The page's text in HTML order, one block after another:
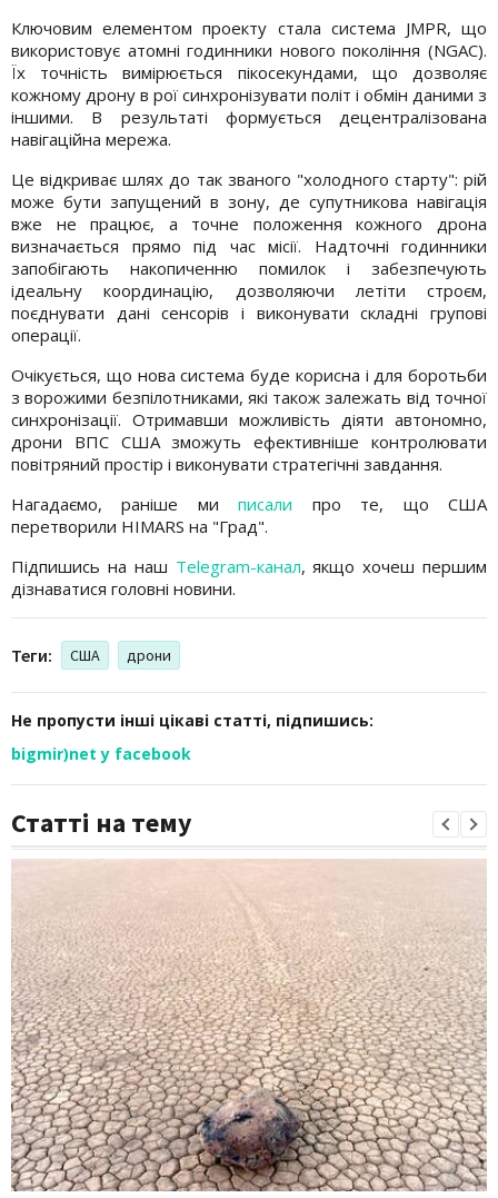
Ключовим елементом проекту стала система JMPR, що
використовує атомні годинники нового покоління (NGAC).
Їх точність вимірюється пікосекундами, що дозволяє
кожному дрону в рої синхронізувати політ і обмін даними з
іншими. В результаті формується децентралізована
навігаційна мережа.
Це відкриває шлях до так званого "холодного старту": рій
може бути запущений в зону, де супутникова навігація
вже не працює, а точне положення кожного дрона
визначається прямо під час місії. Надточні годинники
запобігають накопиченню помилок і забезпечують
ідеальну координацію, дозволяючи летіти строєм,
поєднувати дані сенсорів і виконувати складні групові
операції.
Очікується, що нова система буде корисна і для боротьби
з ворожими безпілотниками, які також залежать від точної
синхронізації. Отримавши можливість діяти автономно,
дрони ВПС США зможуть ефективніше контролювати
повітряний простір і виконувати стратегічні завдання.
Нагадаємо, раніше миписали про те, що США
перетворили HIMARS на "Град".
Підпишись на наш Telegram-канал, якщо хочеш першим
дізнаватися головні новини.
Теги: США дрони
Не пропусти інші цікаві статті, підпишись:
bigmir)net у facebook
Статті на тему